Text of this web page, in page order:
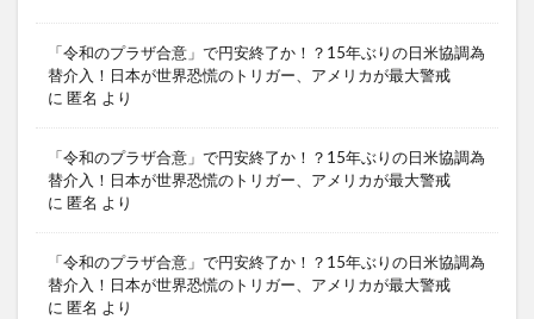
「令和のプラザ合意」で円安終了か！？15年ぶりの日米協調為
替介入！日本が世界恐慌のトリガー、アメリカが最大警戒
に 匿名 より
「令和のプラザ合意」で円安終了か！？15年ぶりの日米協調為
替介入！日本が世界恐慌のトリガー、アメリカが最大警戒
に 匿名 より
「令和のプラザ合意」で円安終了か！？15年ぶりの日米協調為
替介入！日本が世界恐慌のトリガー、アメリカが最大警戒
に 匿名 より